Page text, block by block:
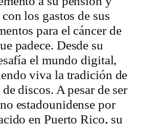
los gastos de sus
para el cáncer de
padece. Desde su
el mundo digital,
viva la tradición de
discos. A pesar de ser
estadounidense por
en Puerto Rico, su